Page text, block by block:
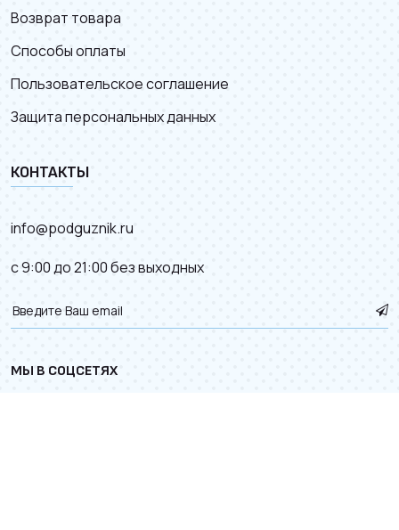
Возврат товара
Способы оплаты
Пользовательское соглашение
Защита персональных данных
КОНТАКТЫ
info@podguznik.ru
с 9:00 до 21:00 без выходных
МЫ В СОЦСЕТЯХ